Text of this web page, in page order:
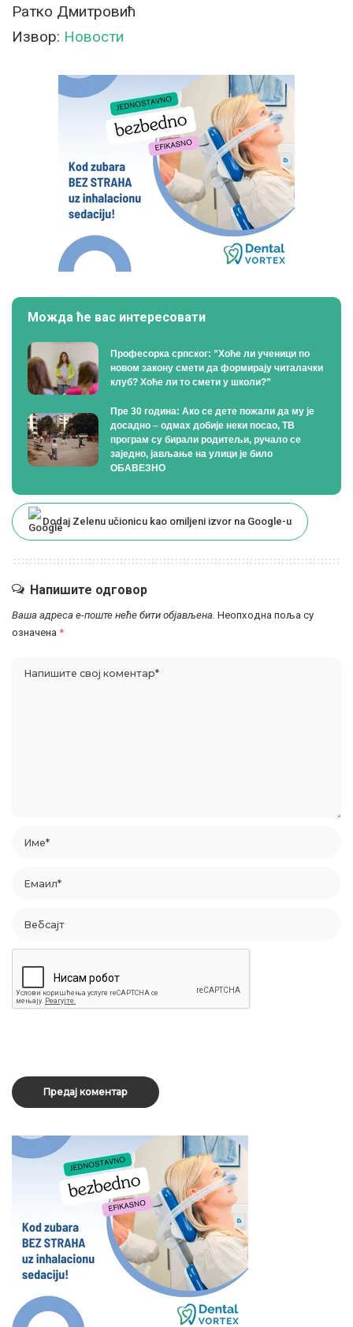
Ратко Дмитровић
Извор: Новости
Можда ће вас интересовати
Професорка српског: ”Хоће ли ученици по
новом закону смети да формирају читалачки
клуб? Хоће ли то смети у школи?”
Пре 30 година: Ако се дете пожали да му је
досадно – одмах добије неки посао, ТВ
програм су бирали родитељи, ручало се
заједно, јављање на улици је било
ОБАВЕЗНО
Dodaj Zelenu učionicu kao omiljeni izvor na Google-u
Напишите одговор
Ваша адреса е-поште неће бити објављена. Неопходна поља су
означена *